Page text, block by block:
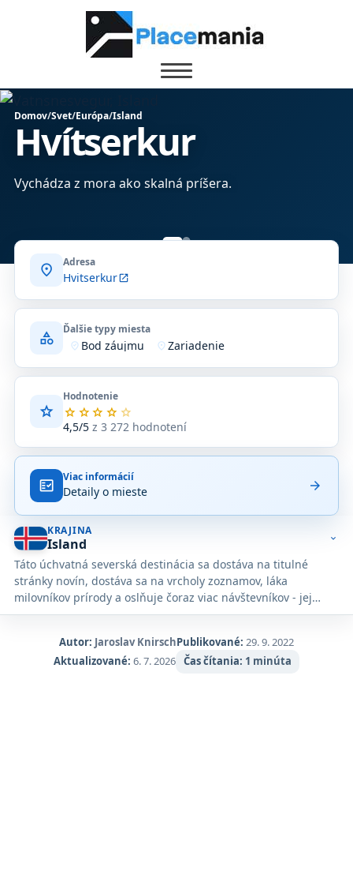
Domov/Svet/Európa/Island
Hvítserkur
Vychádza z mora ako skalná príšera.
location_on Adresa
Hvitserkuropen_in_new
category Ďalšie typy miesta
where_to_vote Bod záujmu location_onZariadenie
star
Hodnotenie
star star star star star
4,5/5z 3 272 hodnotení
Priemerné
hodnotenie
z
na
základe
3 272
hodnotení
na
Google
Maps.
fact_check Viac informácií
Detaily o mieste arrow_forward
KRAJINA
Island
Táto úchvatná severská destinácia sa dostáva na titulné
stránky novín, dostáva sa na vrcholy zoznamov, láka
milovníkov prírody a oslňuje čoraz viac návštevníkov - jej
talenty sú zdanlivo nekonečné.
expand_more
Autor: Jaroslav KnirschPublikované: 29. 9. 2022
Aktualizované: 6. 7. 2026 Čas čítania: 1 minúta